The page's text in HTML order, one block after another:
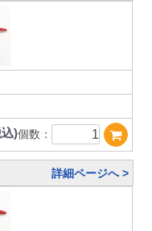
)個数：
詳細ページへ >